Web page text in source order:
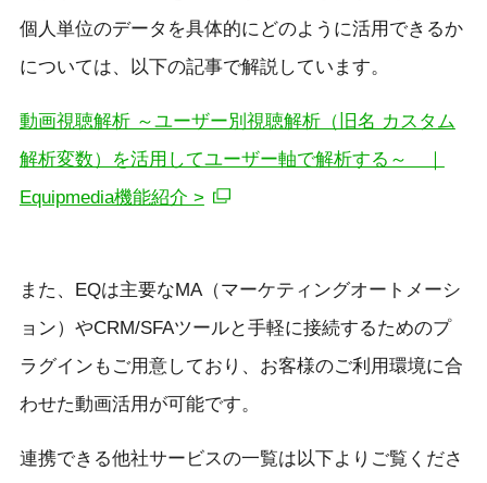
個人単位のデータを具体的にどのように活用できるか
については、以下の記事で解説しています。
動画視聴解析 ～ユーザー別視聴解析（旧名 カスタム
解析変数）を活用してユーザー軸で解析する～ ｜
Equipmedia機能紹介 >
また、EQは主要なMA（マーケティングオートメーシ
ョン）やCRM/SFAツールと手軽に接続するためのプ
ラグインもご用意しており、お客様のご利用環境に合
わせた動画活用が可能です。
連携できる他社サービスの一覧は以下よりご覧くださ